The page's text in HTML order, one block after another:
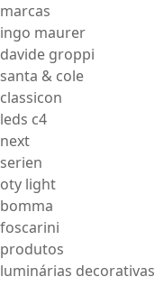
marcas
ingo maurer
davide groppi
santa & cole
classicon
leds c4
next
serien
oty light
bomma
foscarini
produtos
luminárias decorativas